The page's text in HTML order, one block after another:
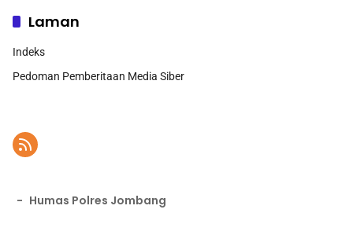
Laman
Indeks
Pedoman Pemberitaan Media Siber
- Humas Polres Jombang